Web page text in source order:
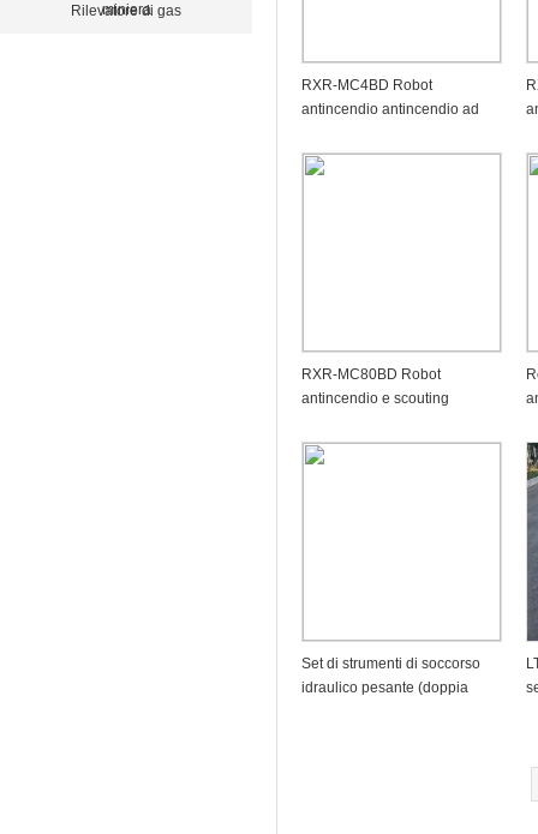
miniera
Rilevatore di gas
RXR-MC4BD Robot
antincendio antincendio ad
antideflagrante
RXR-MC80BD Robot
antincendio e scouting
Set di strumenti di soccorso
idraulico pesante (doppia